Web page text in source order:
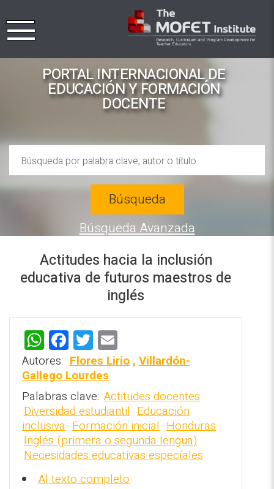
PORTAL INTERNACIONAL DE
EDUCACIÓN Y FORMACIÓN
DOCENTE
REPOSITORIO EN LÍNEA DE
CONTENIDOS ACADÉMICOS SOBRE
EDUCACIÓN Y FORMACIÓN DEL
PROFESORADO
Búsqueda
Búsqueda Avanzada
Actitudes hacia la inclusión
educativa de futuros maestros de
inglés
W
h
at
s
A
p
p
F
a
ce
b
o
o
k
T
wi
tt
er
m
l
Autores: Flores Lirio,Villardón-
Gallego Lourdes
Palabras clave: Actitudes docentes
Diversidad estudiantil Educación
inclusiva Formación inicial Honduras
Inglés (primera o segunda lengua)
Necesidades educativas especíales
Al texto completo